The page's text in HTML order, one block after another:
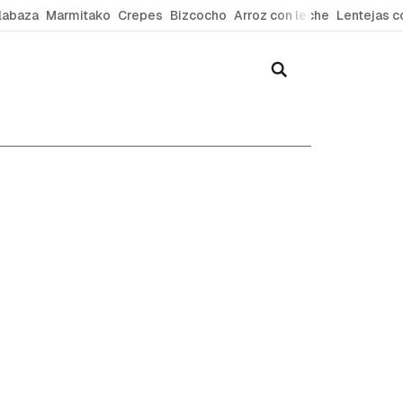
Marmitako Crepes Bizcocho Arroz con leche Lentejas